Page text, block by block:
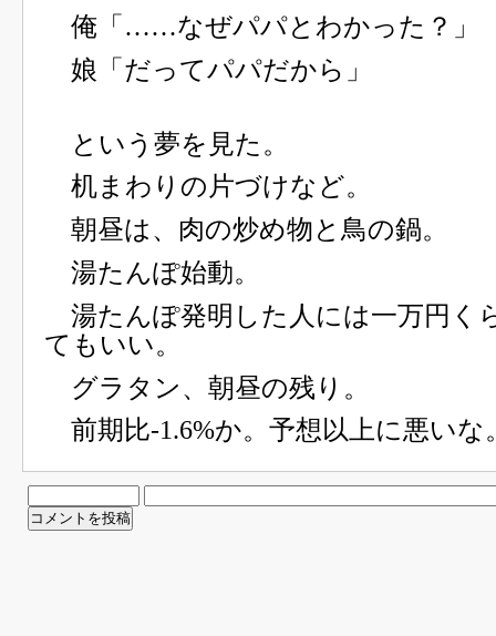
俺「……なぜパパとわかった？」
娘「だってパパだから」
という夢を見た。
机まわりの片づけなど。
朝昼は、肉の炒め物と鳥の鍋。
湯たんぽ始動。
湯たんぽ発明した人には一万円く
てもいい。
グラタン、朝昼の残り。
前期比-1.6%か。予想以上に悪いな